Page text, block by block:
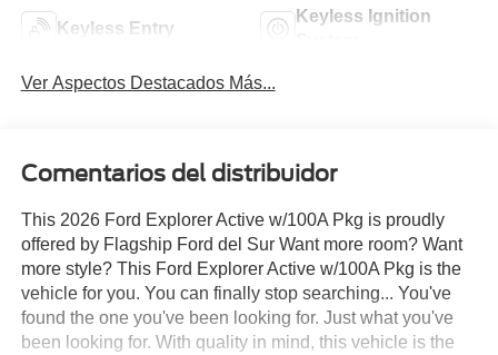
Keyless Entry
Keyless Ignition
Ver Aspectos Destacados Más...
Comentarios del distribuidor
This 2026 Ford Explorer Active w/100A Pkg is proudly
offered by Flagship Ford del Sur Want more room? Want
more style? This Ford Explorer Active w/100A Pkg is the
vehicle for you. You can finally stop searching... You've
found the one you've been looking for. Just what you've
been looking for. With quality in mind, this vehicle is the